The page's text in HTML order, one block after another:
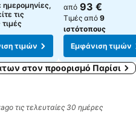
ημερομηνίες,
τις
τιμές
τιμών
από 93 €
Τιμές από 9
ιστότοπους
Εμφάνιση τιμών
στον προορισμό Παρίσι
τις τελευταίες 30 ημέρες